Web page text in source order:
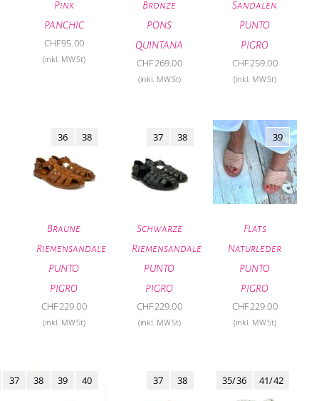
Pink
PANCHIC
CHF95.00
(inkl. MWSt)
Bronze
PONS
QUINTANA
CHF269.00
(inkl. MWSt)
Sandalen
PUNTO
PIGRO
CHF259.00
(inkl. MWSt)
Braune
Riemensandale
PUNTO
PIGRO
36 38
CHF229.00
(inkl. MWSt)
Schwarze
Riemensandale
PUNTO
PIGRO
37 38
CHF229.00
(inkl. MWSt)
Flats
Naturleder
PUNTO
PIGRO
39
CHF229.00
(inkl. MWSt)
37 38 39 40 37 38 35/36 41/42